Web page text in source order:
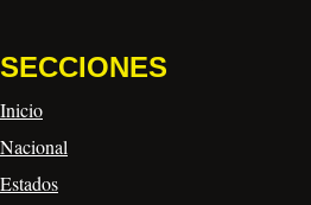
SECCIONES
Inicio
Nacional
Estados